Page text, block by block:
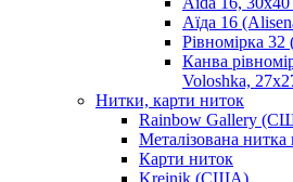
Аїда 16
Рівномірка 32
Канва
Voloshka,
Нитки, карти ниток
Rainbow Gallery
Металізована нитка
Карти ниток
Kreinik (США)